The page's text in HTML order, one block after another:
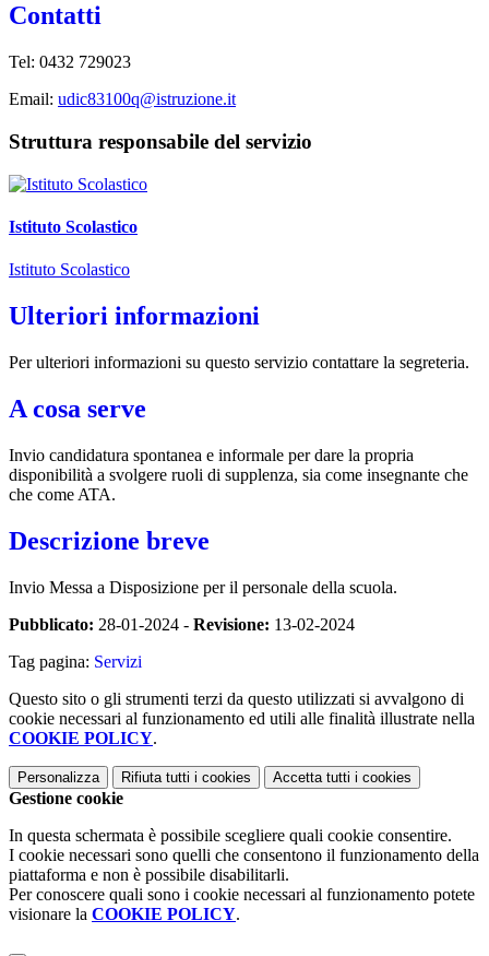
Contatti
Tel: 0432 729023
Email: udic83100q@istruzione.it
Struttura responsabile del servizio
Istituto Scolastico
Istituto Scolastico
Ulteriori informazioni
Per ulteriori informazioni su questo servizio contattare la segreteria.
A cosa serve
Invio candidatura spontanea e informale per dare la propria
disponibilità a svolgere ruoli di supplenza, sia come insegnante che
che come ATA.
Descrizione breve
Invio Messa a Disposizione per il personale della scuola.
Pubblicato: 28-01-2024 - Revisione: 13-02-2024
Tag pagina: Servizi
Questo sito o gli strumenti terzi da questo utilizzati si avvalgono di
cookie necessari al funzionamento ed utili alle finalità illustrate nella
COOKIE POLICY.
Personalizza Rifiuta tutti i cookies Accetta tutti i cookies
Gestione cookie
In questa schermata è possibile scegliere quali cookie consentire.
I cookie necessari sono quelli che consentono il funzionamento della
piattaforma e non è possibile disabilitarli.
Per conoscere quali sono i cookie necessari al funzionamento potete
visionare la COOKIE POLICY.